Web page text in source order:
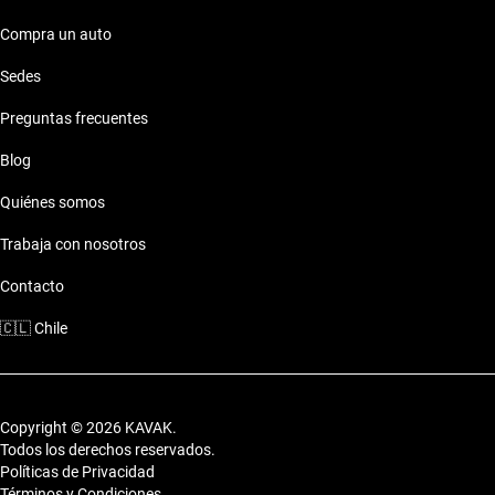
Compra un auto
Sedes
Preguntas frecuentes
Blog
Quiénes somos
Trabaja con nosotros
Contacto
🇨🇱Chile
Copyright © 2026 KAVAK.
Todos los derechos reservados.
Políticas de Privacidad